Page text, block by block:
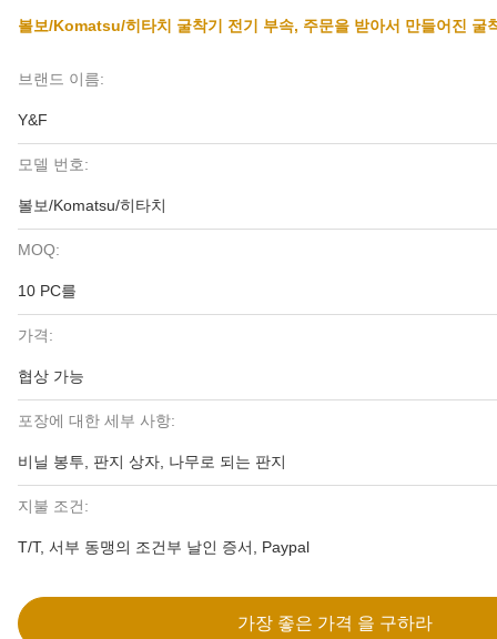
볼보/Komatsu/히타치 굴착기 전기 부속, 주문을 받아서 만들어진 굴
브랜드 이름:
Y&F
모델 번호:
볼보/Komatsu/히타치
MOQ:
10 PC를
가격:
협상 가능
포장에 대한 세부 사항:
비닐 봉투, 판지 상자, 나무로 되는 판지
지불 조건:
T/T, 서부 동맹의 조건부 날인 증서, Paypal
가장 좋은 가격 을 구하라